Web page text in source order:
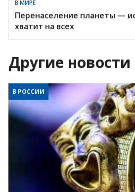
В МИРЕ
Перенаселение планеты —
хватит на всех
Другие новости
В РОССИИ